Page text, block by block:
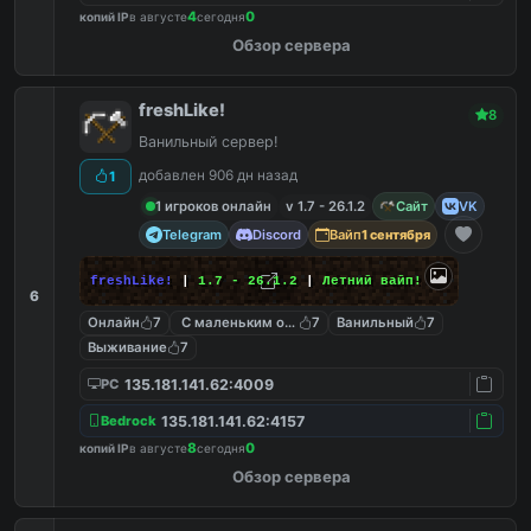
копий IPв августе4сегодня0
Обзор сервера
6
1
freshLike! 8
Ванильный сервер!
добавлен 906 дн назад
1 игроков онлайн
v 1.7 - 26.1.2 Сайт
VK
Telegram
Discord Вайп1 сентября
freshLike! 1.7 - 26.1.2 | Летний вайп!
Онлайн 7 С маленьким онлайном
7 Ванильный
7
Выживание
7
PC 135.181.141.62:4009
Bedrock 135.181.141.62:4157
копий IPв августе8сегодня0
Обзор сервера